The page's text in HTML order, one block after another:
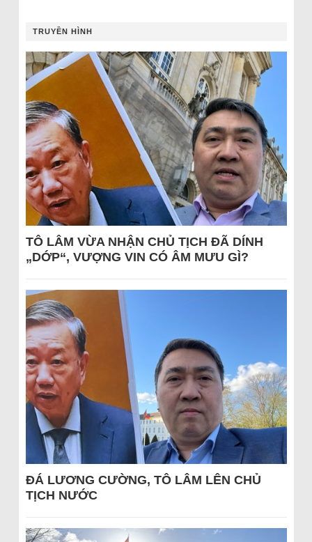
TRUYỀN HÌNH
TÔ LÂM VỪA NHẬN CHỦ TỊCH ĐÃ DÍNH
„DỚP“, VƯỢNG VIN CÓ ÂM MƯU GÌ?
ĐÁ LƯƠNG CƯỜNG, TÔ LÂM LÊN CHỦ
TỊCH NƯỚC